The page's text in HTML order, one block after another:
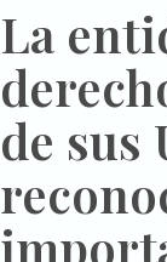
La
de sus